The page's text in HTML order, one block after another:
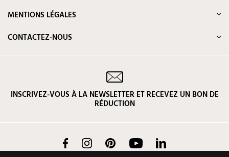
MENTIONS LÉGALES
CONTACTEZ-NOUS
INSCRIVEZ-VOUS À LA NEWSLETTER ET RECEVEZ UN BON DE
RÉDUCTION
FacebookInstagram Pinterest YouTube